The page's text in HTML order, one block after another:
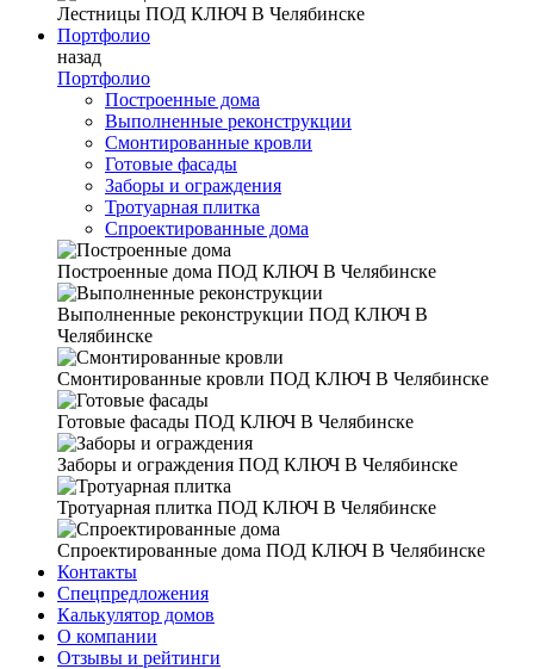
Лестницы ПОД КЛЮЧ В Челябинске
Портфолио
назад
Портфолио
Построенные дома
Выполненные реконструкции
Смонтированные кровли
Готовые фасады
Заборы и ограждения
Тротуарная плитка
Спроектированные дома
Построенные дома ПОД КЛЮЧ В Челябинске
Выполненные реконструкции ПОД КЛЮЧ В
Челябинске
Смонтированные кровли ПОД КЛЮЧ В Челябинске
Готовые фасады ПОД КЛЮЧ В Челябинске
Заборы и ограждения ПОД КЛЮЧ В Челябинске
Тротуарная плитка ПОД КЛЮЧ В Челябинске
Спроектированные дома ПОД КЛЮЧ В Челябинске
Контакты
Спецпредложения
Калькулятор домов
О компании
Отзывы и рейтинги